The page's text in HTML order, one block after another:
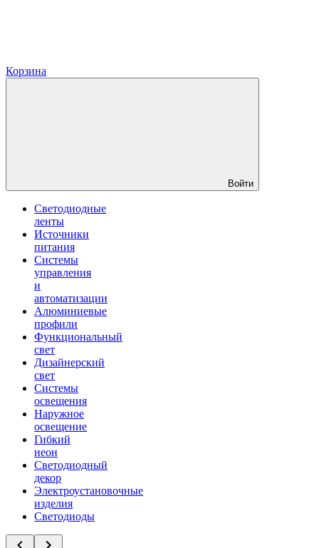
Корзина
Войти
Светодиодные
ленты
Источники
питания
Системы
управления
и
автоматизации
Алюминиевые
профили
Функциональный
свет
Дизайнерский
свет
Системы
освещения
Наружное
освещение
Гибкий
неон
Светодиодный
декор
Электроустановочные
изделия
Светодиоды